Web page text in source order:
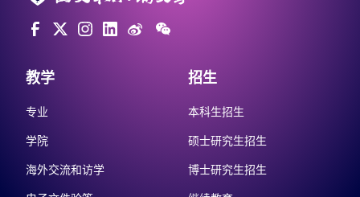
教学
专业
学院
海外交流和访学
招生
本科生招生
硕士研究生招生
博士研究生招生